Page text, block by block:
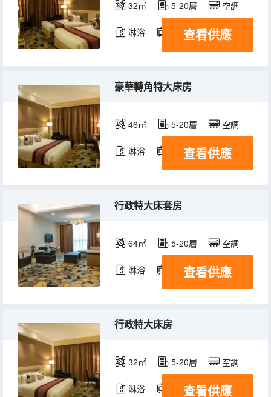
32㎡ 5-20層 空調
淋浴 電視機 冰箱
查看供應
豪華轉角特大床房
46㎡ 5-20層 空調
淋浴 電視機 冰箱
查看供應
行政特大床套房
64㎡ 5-20層 空調
淋浴 電視機 冰箱
查看供應
行政特大床房
32㎡ 5-20層 空調
淋浴 電視機 冰箱
查看供應